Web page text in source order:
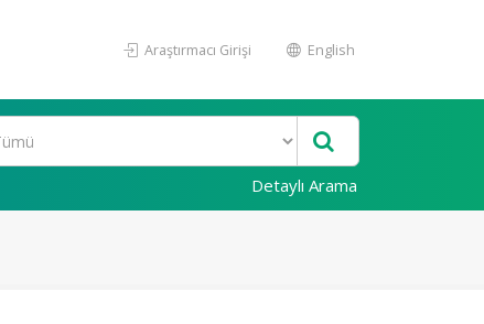
Araştırmacı Girişi English
Detaylı Arama